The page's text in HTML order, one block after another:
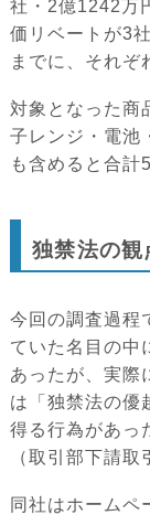
社・2億1242万
価リベートが3
までに、それぞ
対象となった商
子レンジ・電池
も含めると合計
独禁法の観
今回の調査過程
ていた名目の中
あったが、実際
は「独禁法の優
得る行為があっ
（取引部下請取
同社はホームペ